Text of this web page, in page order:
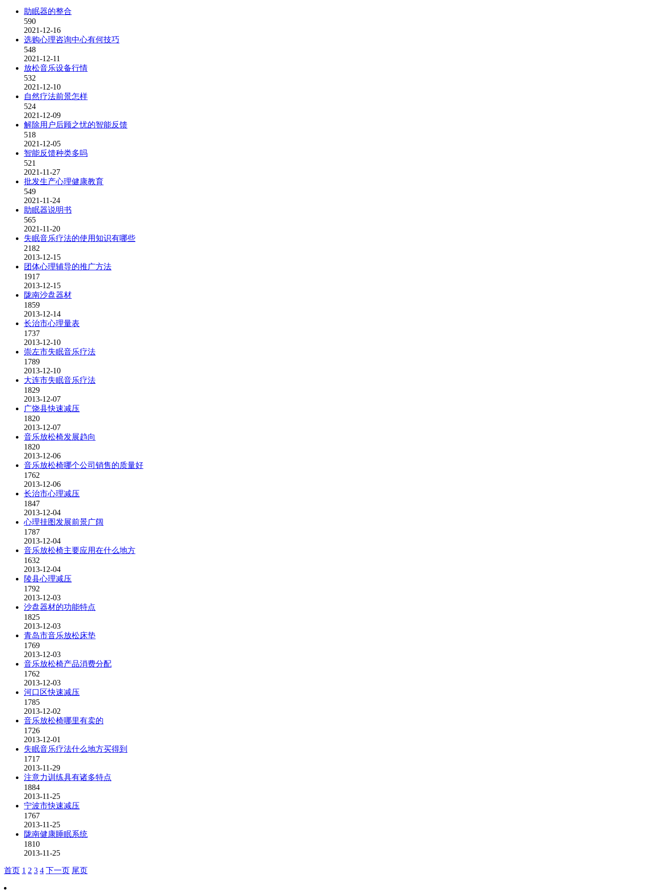
助眠器的整合
590
2021-12-16
选购心理咨询中心有何技巧
548
2021-12-11
放松音乐设备行情
532
2021-12-10
自然疗法前景怎样
524
2021-12-09
解除用户后顾之忧的智能反馈
518
2021-12-05
智能反馈种类多吗
521
2021-11-27
批发生产心理健康教育
549
2021-11-24
助眠器说明书
565
2021-11-20
失眠音乐疗法的使用知识有哪些
2182
2013-12-15
团体心理辅导的推广方法
1917
2013-12-15
陇南沙盘器材
1859
2013-12-14
长治市心理量表
1737
2013-12-10
崇左市失眠音乐疗法
1789
2013-12-10
大连市失眠音乐疗法
1829
2013-12-07
广饶县快速减压
1820
2013-12-07
音乐放松椅发展趋向
1820
2013-12-06
音乐放松椅哪个公司销售的质量好
1762
2013-12-06
长治市心理减压
1847
2013-12-04
心理挂图发展前景广阔
1787
2013-12-04
音乐放松椅主要应用在什么地方
1632
2013-12-04
陵县心理减压
1792
2013-12-03
沙盘器材的功能特点
1825
2013-12-03
青岛市音乐放松床垫
1769
2013-12-03
音乐放松椅产品消费分配
1762
2013-12-03
河口区快速减压
1785
2013-12-02
音乐放松椅哪里有卖的
1726
2013-12-01
失眠音乐疗法什么地方买得到
1717
2013-11-29
注意力训练具有诸多特点
1884
2013-11-25
宁波市快速减压
1767
2013-11-25
陇南健康睡眠系统
1810
2013-11-25
首页 1 2 3 4 下一页 尾页